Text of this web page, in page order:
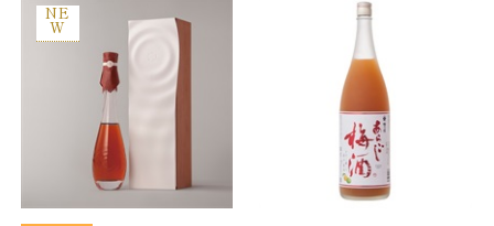
NE
W